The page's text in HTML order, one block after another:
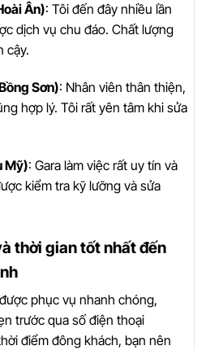
Ân): Tôi đến đây nhiều lần
dịch vụ chu đáo. Chất lượng
cậy.
Sơn): Nhân viên thân thiện,
hợp lý. Tôi rất yên tâm khi sửa
Mỹ): Gara làm việc rất uy tín và
kiểm tra kỹ lưỡng và sửa
thời gian tốt nhất đến
phục vụ nhanh chóng,
trước qua số điện thoại
điểm đông khách, bạn nên